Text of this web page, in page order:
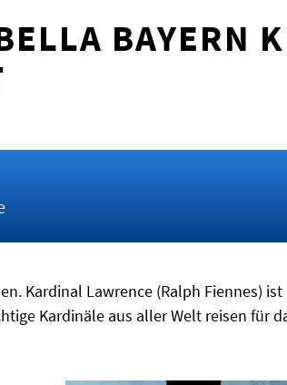
BAYERN
Kardinal Lawrence (Ralph Fiennes)
Kardinäle aus aller Welt reisen für